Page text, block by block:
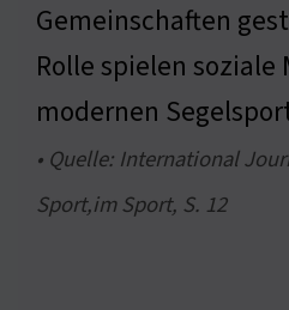
Gemeinschaften
Rolle spielen soziale
modernen
• Quelle: International
Sport,im Sport, S. 12